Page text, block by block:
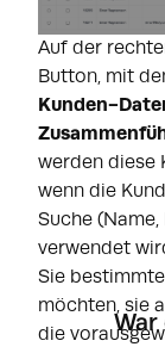
Auf der
Button, mit
Kunden-
werden diese
wenn die
Suche
verwendet
Sie
möchten, sie
die
War